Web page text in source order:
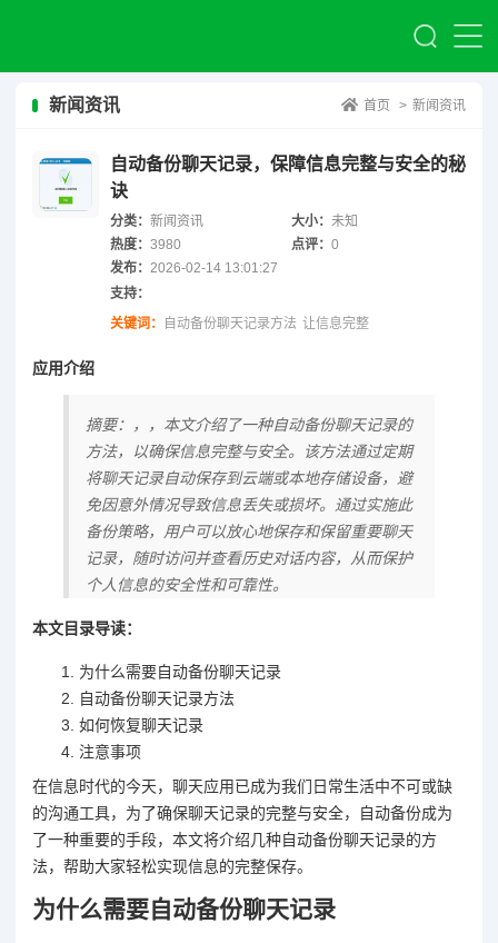
新闻资讯 首页 > 新闻资讯
自动备份聊天记录，保障信息完整与安全的秘
诀
分类： 新闻资讯 大小：未知
热度： 3980 点评：0
发布： 2026-02-14 13:01:27
支持：
关键词：
自动备份聊天记录方法 让信息完整
应用介绍
摘要：，，本文介绍了一种自动备份聊天记录的
方法，以确保信息完整与安全。该方法通过定期
将聊天记录自动保存到云端或本地存储设备，避
免因意外情况导致信息丢失或损坏。通过实施此
备份策略，用户可以放心地保存和保留重要聊天
记录，随时访问并查看历史对话内容，从而保护
个人信息的安全性和可靠性。
本文目录导读：
为什么需要自动备份聊天记录
自动备份聊天记录方法
如何恢复聊天记录
注意事项
在信息时代的今天，聊天应用已成为我们日常生活中不可或缺
的沟通工具，为了确保聊天记录的完整与安全，自动备份成为
了一种重要的手段，本文将介绍几种自动备份聊天记录的方
法，帮助大家轻松实现信息的完整保存。
为什么需要自动备份聊天记录